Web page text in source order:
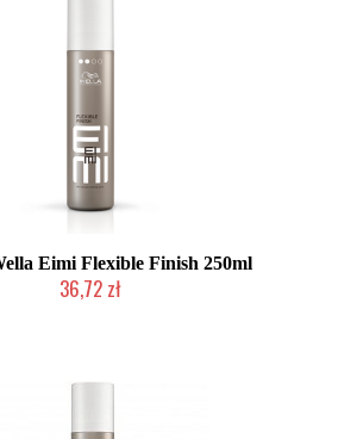
Eimi Flexible Finish 250ml
36,72 zł